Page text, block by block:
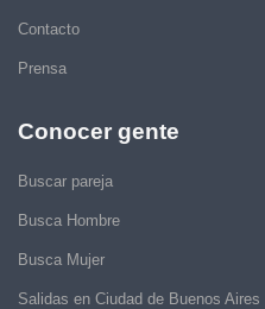
Contacto
Prensa
Conocer gente
Buscar pareja
Busca Hombre
Busca Mujer
Salidas en Ciudad de Buenos Aires